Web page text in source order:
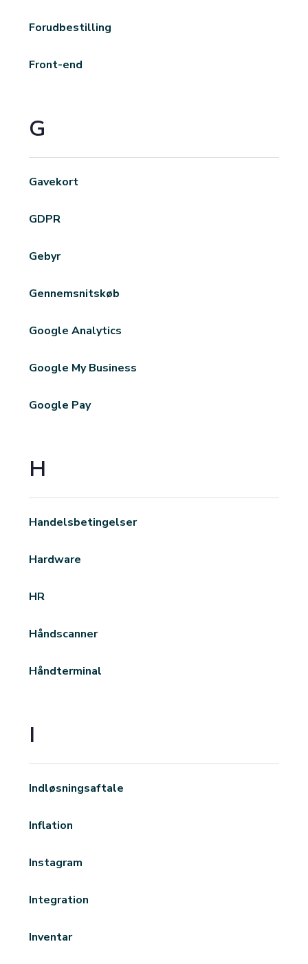
Forudbestilling
Front-end
G
Gavekort
GDPR
Gebyr
Gennemsnitskøb
Google Analytics
Google My Business
Google Pay
H
Handelsbetingelser
Hardware
HR
Håndscanner
Håndterminal
I
Indløsningsaftale
Inflation
Instagram
Integration
Inventar